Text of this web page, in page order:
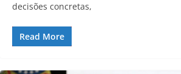
decisões concretas,
Read More